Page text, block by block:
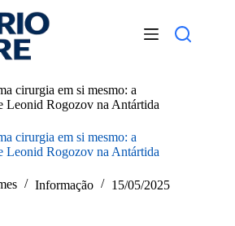
cirurgia em si mesmo: a
Leonid Rogozov na Antártida
cirurgia em si mesmo: a
Leonid Rogozov na Antártida
Informação 15/05/2025